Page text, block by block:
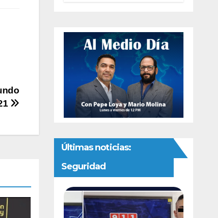
Chihuahua
Últimas noticias:
Seguridad